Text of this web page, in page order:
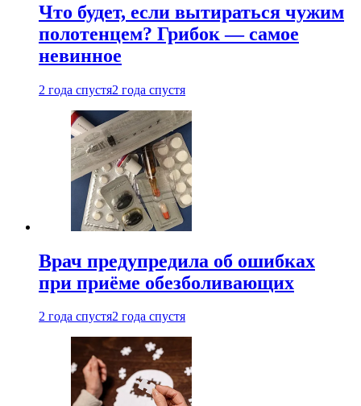
Что будет, если вытираться чужим
полотенцем? Грибок — самое
невинное
2 года спустя2 года спустя
Врач предупредила об ошибках
при приëме обезболивающих
2 года спустя2 года спустя